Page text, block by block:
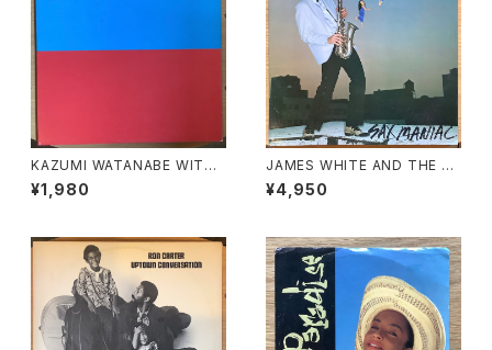
KAZUMI WATANABE WITH
LYUICHI SAKAMOTO / KYL
YN
¥1,980
JAMES WHITE AND THE BL
ACKS / SAX MANIAC
¥4,950